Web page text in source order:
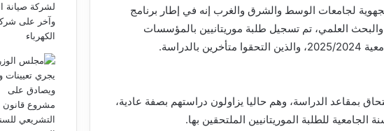
لجامعات الوسط والشرق والغرب إنه في إطار برنامج
والبحث العلمي، تم تسجيل طلبة موريتانيين بالمؤسسات
بمقاعد الدراسة، وهم حاليا يزاولون دراستهم بصفة عادية،
للطلبة الموريتانيين الملتحقين بها.